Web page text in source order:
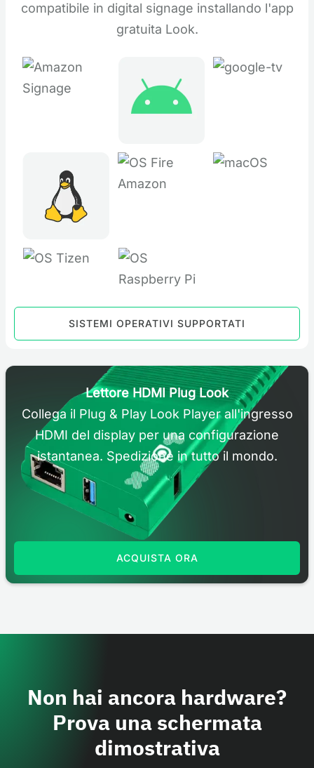
compatibile in digital signage installando l'app
gratuita Look.
SISTEMI OPERATIVI SUPPORTATI
Lettore HDMI Plug Look
Collega il Plug & Play Look Player all'ingresso
HDMI del display per una configurazione
istantanea. Spedizione in tutto il mondo.
ACQUISTA ORA
Non hai ancora hardware?
Prova una schermata
dimostrativa